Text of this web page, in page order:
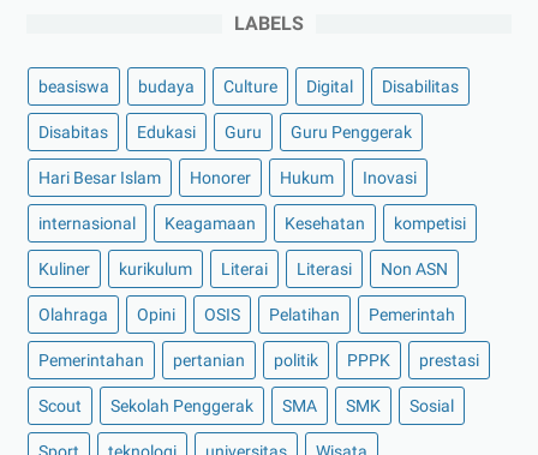
LABELS
beasiswa budaya Culture Digital Disabilitas
Disabitas Edukasi Guru Guru Penggerak
Hari Besar Islam Honorer Hukum Inovasi
internasional Keagamaan Kesehatan kompetisi
Kuliner kurikulum Literai Literasi Non ASN
Olahraga Opini OSIS Pelatihan Pemerintah
Pemerintahan pertanian politik PPPK prestasi
Scout Sekolah Penggerak SMA SMK Sosial
Sport teknologi universitas Wisata